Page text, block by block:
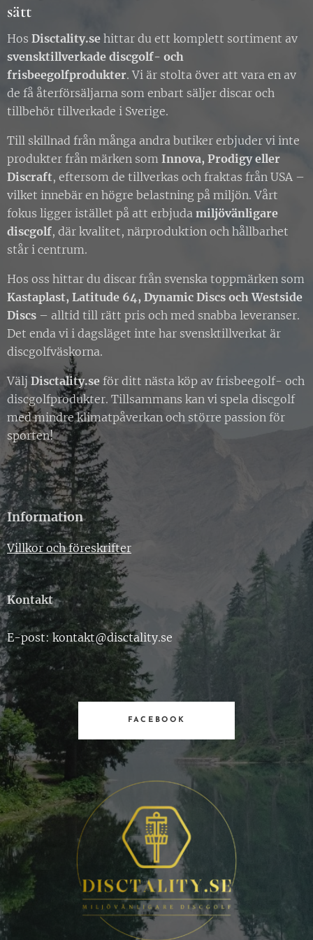
sätt
Hos Disctality.se hittar du ett komplett sortiment av
svensktillverkade discgolf- och
frisbeegolfprodukter. Vi är stolta över att vara en av
de få återförsäljarna som enbart säljer discar och
tillbehör tillverkade i Sverige.
Till skillnad från många andra butiker erbjuder vi inte
produkter från märken som Innova, Prodigy eller
Discraft, eftersom de tillverkas och fraktas från USA –
vilket innebär en högre belastning på miljön. Vårt
fokus ligger istället på att erbjuda miljövänligare
discgolf, där kvalitet, närproduktion och hållbarhet
står i centrum.
Hos oss hittar du discar från svenska toppmärken som
Kastaplast, Latitude 64, Dynamic Discs och Westside
Discs – alltid till rätt pris och med snabba leveranser.
Det enda vi i dagsläget inte har svensktillverkat är
discgolfväskorna.
Välj Disctality.se för ditt nästa köp av frisbeegolf- och
discgolfprodukter. Tillsammans kan vi spela discgolf
med mindre klimatpåverkan och större passion för
sporten!
Information
Villkor och föreskrifter
Kontakt
E-post: kontakt@disctality.se
FACEBOOK